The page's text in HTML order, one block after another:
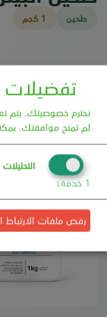
طحين 1 كجم
تفضيلات
نحترم خصوصيتك. يتم
لم تمنح موافقتك.
التحليلات
↓ 1خدمة
رفض ملفات الارتباط